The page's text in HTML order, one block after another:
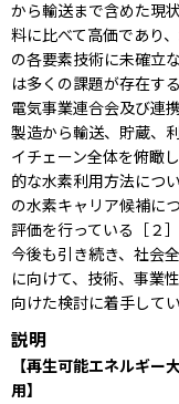
から輸送まで含めた現
料に比べて高価であり
の各要素技術に未確立
は多くの課題が存在する
電気事業連合会及び連
製造から輸送、貯蔵、
イチェーン全体を俯瞰
的な水素利用方法につ
の水素キャリア候補に
評価を行っている［２］
今後も引き続き、社会
に向けて、技術、事業
向けた検討に着手してい
説明
【再生可能エネルギ
用】